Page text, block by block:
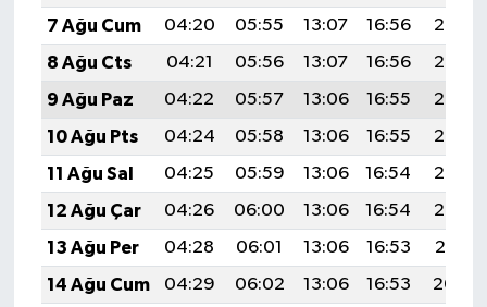
7 Ağu Cum
04:20 05:55 13:07 16:56
20:08
8 Ağu Cts
04:21 05:56 13:07 16:56
20:07
9 Ağu Paz
04:22 05:57 13:06 16:55
20:06
10 Ağu Pts
04:24 05:58 13:06 16:55
20:05
11 Ağu Sal
04:25 05:59 13:06 16:54
20:03
12 Ağu Çar
04:26 06:00 13:06 16:54
20:02
13 Ağu Per
04:28 06:01 13:06 16:53
20:01
14 Ağu Cum
04:29 06:02 13:06 16:53
20:00